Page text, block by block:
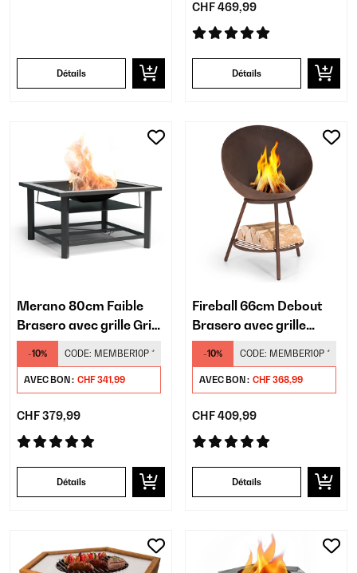
Détails
CHF 469,99
Détails
Merano 80cm Faible
Brasero avec grille Gris
clair/noir
-10% CODE: MEMBER10P *
AVEC BON : CHF 341,99
CHF 379,99
Détails
Fireball 66cm Debout
Brasero avec grille
Rouiller
-10% CODE: MEMBER10P *
AVEC BON : CHF 368,99
CHF 409,99
Détails